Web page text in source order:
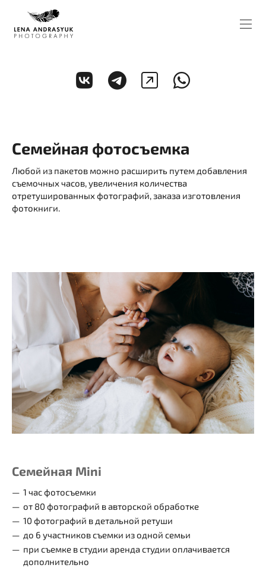
Семейная фотосъемка
Любой из пакетов можно расширить путем добавления
съемочных часов, увеличения количества
отретушированных фотографий, заказа изготовления
фотокниги.
Семейная Mini
1 час фотосъемки
от 80 фотографий в авторской обработке
10 фотографий в детальной ретуши
до 6 участников съемки из одной семьи
при съемке в студии аренда студии оплачивается
дополнительно